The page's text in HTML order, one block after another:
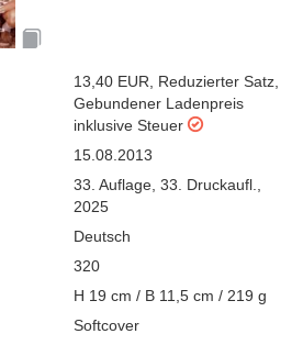
13,40 EUR Reduzierter Satz
Gebundener Ladenpreis
inklusive Steuer
15.08.2013
33. Auflage 33. Druckaufl.,
2025
Deutsch
320
H 19 cm / B 11,5 cm / 219 g
Softcover